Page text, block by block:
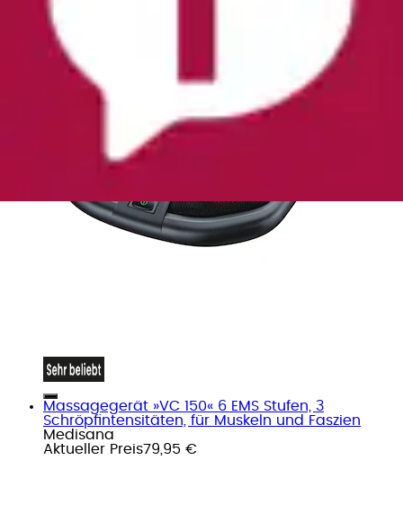
Massagegerät »VC 150« 6 EMS Stufen, 3
Schröpfintensitäten, für Muskeln und Faszien
Medisana
Aktueller Preis79,95 €